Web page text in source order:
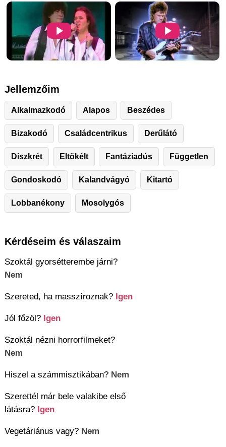
Jellemzőim
Alkalmazkodó Alapos Beszédes
Bizakodó Családcentrikus Derűlátó
Diszkrét Eltökélt Fantáziadús Független
Gondoskodó Kalandvágyó Kitartó
Lobbanékony Mosolygós
Kérdéseim és válaszaim
Szoktál gyorsétterembe járni?
Nem
Szereted, ha masszíroznak? Igen
Jól főzöl? Igen
Szoktál nézni horrorfilmeket?
Nem
Hiszel a számmisztikában? Nem
Szerettél már bele valakibe első
látásra? Igen
Vegetáriánus vagy? Nem